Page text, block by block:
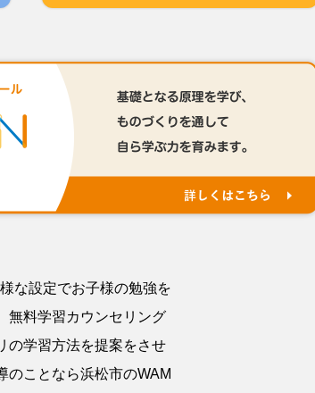
な設定でお子様の勉強を
無料学習カウンセリング
の学習方法を提案をさせ
のことなら浜松市のWAM